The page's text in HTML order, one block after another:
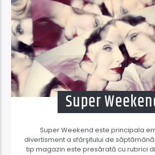
Super
Super Weekend este principala
divertisment a sfârşitului de
tip magazin este presărată cu rubrici